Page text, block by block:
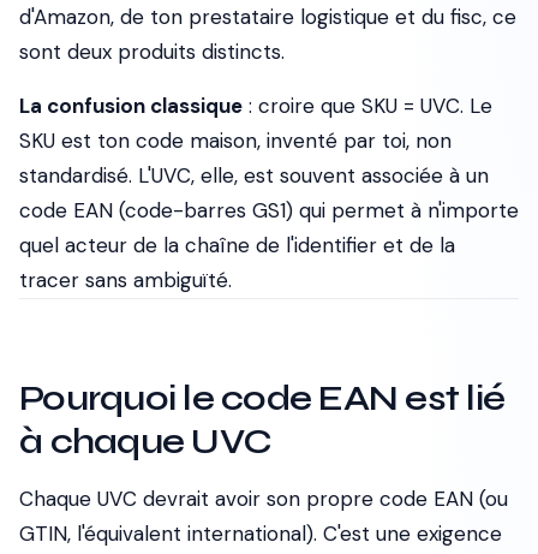
d'Amazon, de ton prestataire logistique et du fisc, ce
sont deux produits distincts.
La confusion classique : croire que SKU = UVC. Le
SKU est ton code maison, inventé par toi, non
standardisé. L'UVC, elle, est souvent associée à un
code EAN (code-barres GS1) qui permet à n'importe
quel acteur de la chaîne de l'identifier et de la
tracer sans ambiguïté.
Pourquoi le code EAN est lié
à chaque UVC
Chaque UVC devrait avoir son propre code EAN (ou
GTIN, l'équivalent international). C'est une exigence